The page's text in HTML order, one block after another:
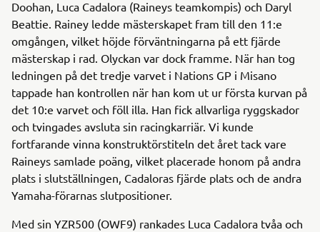
Doohan, Luca Cadalora (Raineys teamkompis) och Daryl
Beattie. Rainey ledde mästerskapet fram till den 11:e
omgången, vilket höjde förväntningarna på ett fjärde
mästerskap i rad. Olyckan var dock framme. När han tog
ledningen på det tredje varvet i Nations GP i Misano
tappade han kontrollen när han kom ut ur första kurvan på
det 10:e varvet och föll illa. Han fick allvarliga ryggskador
och tvingades avsluta sin racingkarriär. Vi kunde
fortfarande vinna konstruktörstiteln det året tack vare
Raineys samlade poäng, vilket placerade honom på andra
plats i slutställningen, Cadaloras fjärde plats och de andra
Yamaha-förarnas slutpositioner.
Med sin YZR500 (OWF9) rankades Luca Cadalora tvåa och